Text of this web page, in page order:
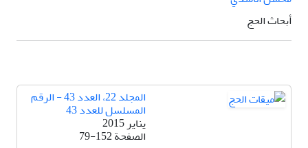
أبحاث الحج
المجلد 22، العدد 43 - الرقم
المسلسل للعدد 43
يناير 2015
الصفحة79-152